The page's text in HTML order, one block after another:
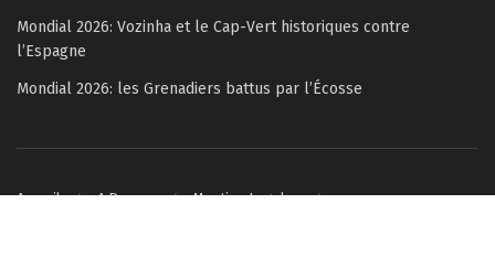
Mondial 2026: Vozinha et le Cap-Vert historiques contre
l’Espagne
Mondial 2026: les Grenadiers battus par l’Écosse
Accueil A Propos
Mention Legales